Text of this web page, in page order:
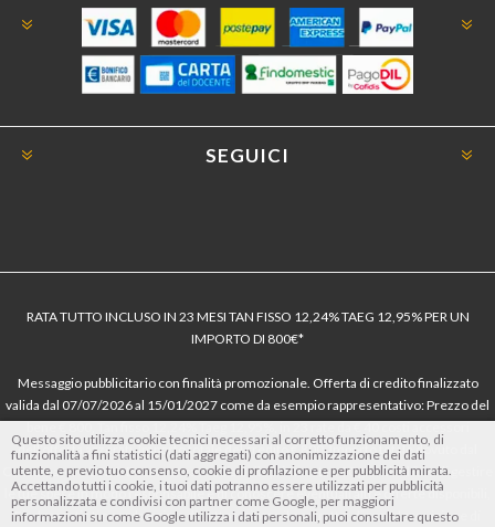
SEGUICI
RATA TUTTO INCLUSO IN 23 MESI TAN FISSO 12,24% TAEG 12,95% PER UN
IMPORTO DI 800€*
Messaggio pubblicitario con finalità promozionale. Offerta di credito finalizzato
valida dal 07/07/2026 al 15/01/2027 come da esempio rappresentativo: Prezzo del
dell’offerta azzerati. Importo totale del credito € 800. Importo totale dovuto dal
Consumatore € 920. Decorrenza media della prima rata a 90 giorni. Al fine di gestire
le tue spese in modo responsabile e di conoscere eventuali altre offerte disponibili,
Findomestic ti ricorda, prima di sottoscrivere il contratto, di prendere visione di
Questo sito utilizza cookie tecnici necessari al corretto funzionamento, di
funzionalità a fini statistici (dati aggregati) con anonimizzazione dei dati
utente, e previo tuo consenso, cookie di profilazione e per pubblicità mirata.
Accettando tutti i cookie, i tuoi dati potranno essere utilizzati per pubblicità
personalizzata e condivisi con partner come Google, per maggiori
informazioni su come Google utilizza i dati personali, puoi consultare questo